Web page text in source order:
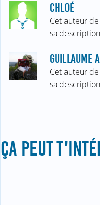
CHLOÉ
Cet auteur
sa
GUILLAUME
Cet auteur
sa
ÇA PEUT